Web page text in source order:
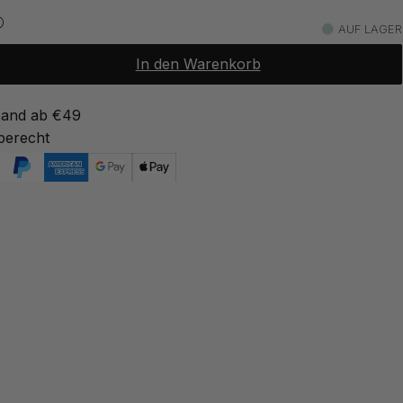
Auf Lager
8.07 €
AUF LAGER
In den Warenkorb
ab €49